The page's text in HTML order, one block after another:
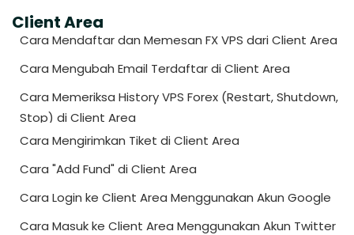
Client Area
Cara Mendaftar dan Memesan FX VPS dari Client Area
Cara Mengubah Email Terdaftar di Client Area
Cara Memeriksa History VPS Forex (Restart, Shutdown,
Stop) di Client Area
Cara Mengirimkan Tiket di Client Area
Cara "Add Fund" di Client Area
Cara Login ke Client Area Menggunakan Akun Google
Cara Masuk ke Client Area Menggunakan Akun Twitter